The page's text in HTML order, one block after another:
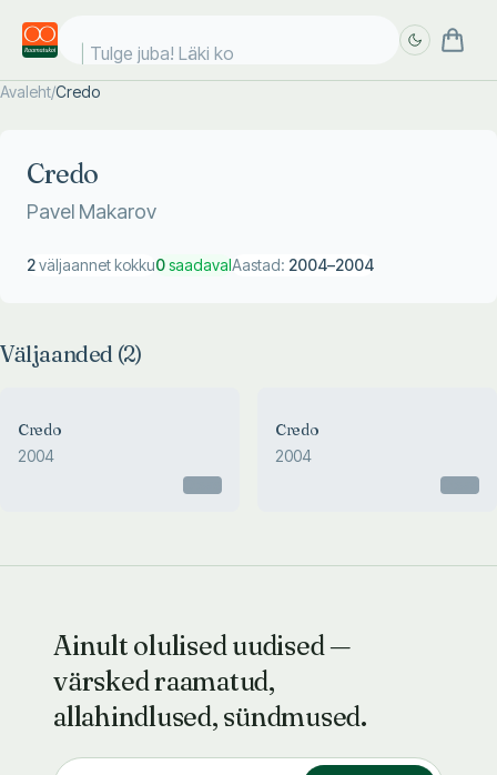
Tulge juba! Läki koo
Avaleht/Credo
Credo
Pavel Makarov
2väljaannet kokku0saadavalAastad: 2004–2004
Väljaanded (2)
Credo
2004
Credo
2004
Ainult olulised uudised —
värsked raamatud,
allahindlused, sündmused.